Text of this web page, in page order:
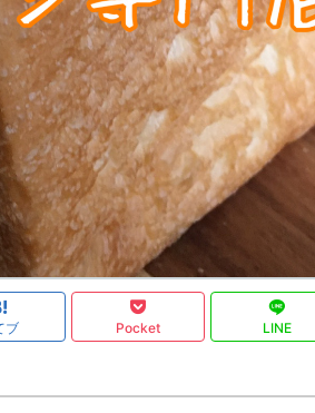
ブ Pocket LINE